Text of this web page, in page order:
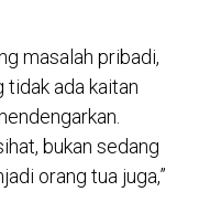
masalah pribadi,
tidak ada kaitan
bukan sedang
orang tua juga,”